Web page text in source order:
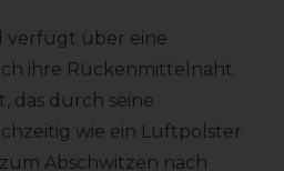
verfügt über eine
ihre Rückenmittelnaht.
das durch seine
wie ein Luftpolster
Abschwitzen nach